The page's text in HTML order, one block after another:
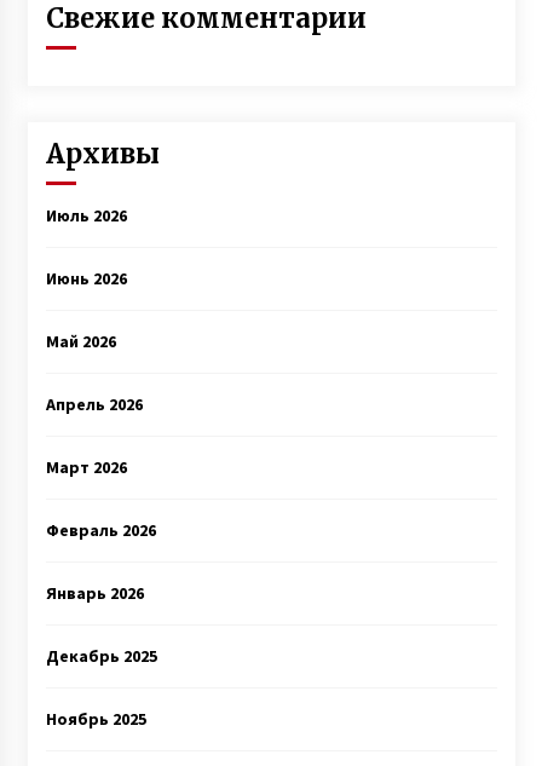
Свежие комментарии
Архивы
Июль 2026
Июнь 2026
Май 2026
Апрель 2026
Март 2026
Февраль 2026
Январь 2026
Декабрь 2025
Ноябрь 2025